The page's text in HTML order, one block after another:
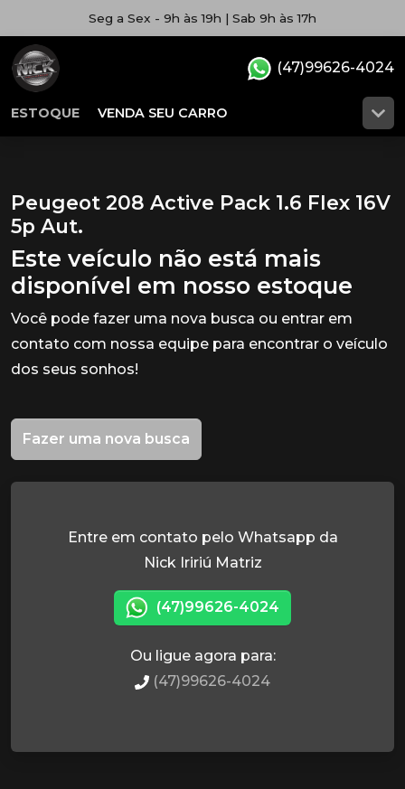
Seg a Sex - 9h às 19h | Sab 9h às 17h
ESTOQUE VENDA SEU CARRO
(47)99626-4024
Peugeot 208 Active Pack 1.6 Flex 16V
5p Aut.
Este veículo não está mais
disponível em nosso estoque
Você pode fazer uma nova busca ou entrar em
contato com nossa equipe para encontrar o veículo
dos seus sonhos!
Fazer uma nova busca
Entre em contato pelo Whatsapp da
Nick Iririú Matriz
(47)99626-4024
Ou ligue agora para:
(47)99626-4024